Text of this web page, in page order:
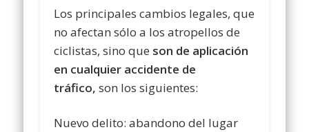
Los principales cambios legales, que
no afectan sólo a los atropellos de
ciclistas, sino que son de aplicación
en cualquier accidente de
tráfico, son los siguientes:
Nuevo delito: abandono del lugar